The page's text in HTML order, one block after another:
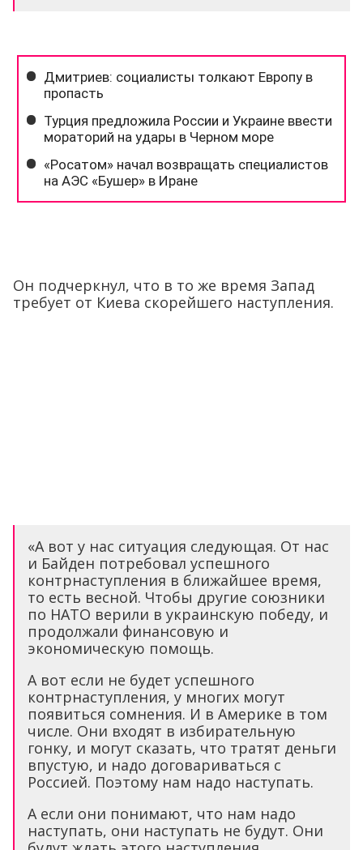
Он подчеркнул, что в то же время Запад
требует от Киева скорейшего наступления.
«А вот у нас ситуация следующая. От нас
и Байден потребовал успешного
контрнаступления в ближайшее время,
то есть весной. Чтобы другие союзники
по НАТО верили в украинскую победу, и
продолжали финансовую и
экономическую помощь.
А вот если не будет успешного
контрнаступления, у многих могут
появиться сомнения. И в Америке в том
числе. Они входят в избирательную
гонку, и могут сказать, что тратят деньги
впустую, и надо договариваться с
Россией. Поэтому нам надо наступать.
А если они понимают, что нам надо
наступать, они наступать не будут. Они